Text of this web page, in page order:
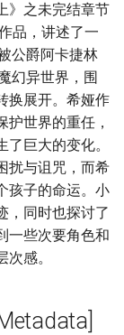
》之未完结章节
品，讲述了一
公爵阿卡捷林
幻异世界，围
换展开。希娅作
世界的重任，
巨大的变化。
扰与诅咒，而希
孩子的命运。小
，同时也探讨了
一些次要角色和
感。